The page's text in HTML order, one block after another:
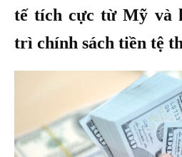
tế tích cực từ Mỹ và
trì chính sách tiền tệ